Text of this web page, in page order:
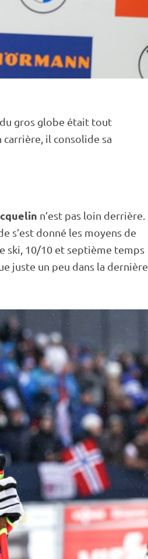
gros globe était tout
il consolide sa
n’est pas loin derrière.
s’est donné les moyens de
ski, 10/10 et septième temps
juste un peu dans la dernière